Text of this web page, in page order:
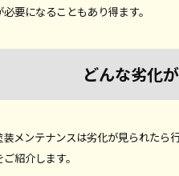
要になることもあり得ます。
どんな劣化
装メンテナンスは劣化が見られた
紹介します。